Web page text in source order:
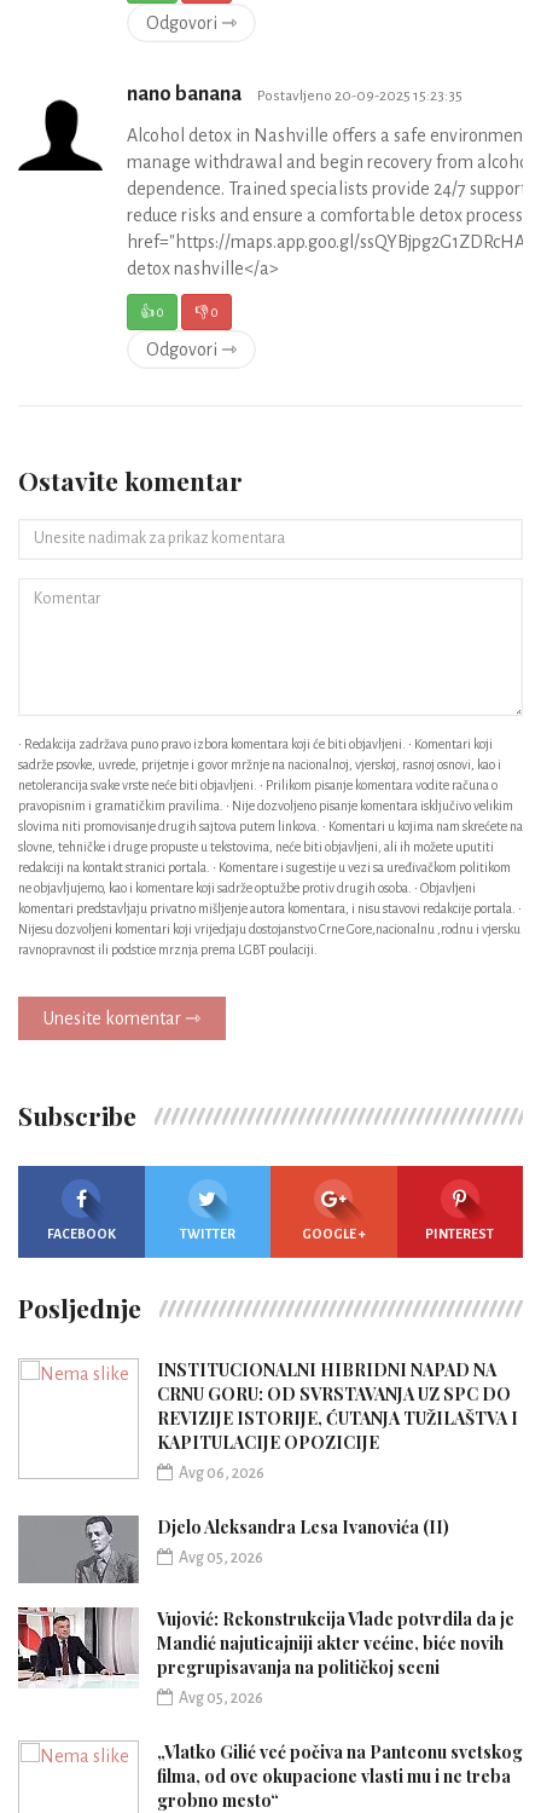
Odgovori ⇾
nano banana Postavljeno 20-09-2025 15:23:35
Alcohol detox in Nashville offers a safe environment
manage withdrawal and begin recovery from alcohol
dependence. Trained specialists provide 24/7 support
reduce risks and ensure a comfortable detox process
href="https://maps.app.goo.gl/
detox nashville</a>
👍0 👎0
Odgovori ⇾
Ostavite komentar
• Redakcija zadržava puno pravo izbora komentara koji će biti objavljeni. • Komentari koji
sadrže psovke, uvrede, prijetnje i govor mržnje na nacionalnoj, vjerskoj, rasnoj osnovi, kao i
netolerancija svake vrste neće biti objavljeni. • Prilikom pisanje komentara vodite računa o
pravopisnim i gramatičkim pravilima. • Nije dozvoljeno pisanje komentara isključivo velikim
slovima niti promovisanje drugih sajtova putem linkova. • Komentari u kojima nam skrećete na
slovne, tehničke i druge propuste u tekstovima, neće biti objavljeni, ali ih možete uputiti
redakciji na kontakt stranici portala. • Komentare i sugestije u vezi sa uređivačkom politikom
ne objavljujemo, kao i komentare koji sadrže optužbe protiv drugih osoba. • Objavljeni
komentari predstavljaju privatno mišljenje autora komentara, i nisu stavovi redakcije portala. •
Nijesu dozvoljeni komentari koji vrijedjaju dostojanstvo Crne Gore,nacionalnu ,rodnu i vjersku
ravnopravnost ili podstice mrznja prema LGBT poulaciji.
Unesite komentar ⇾
Subscribe
FACEBOOK TWITTER GOOGLE + PINTEREST
Posljednje
INSTITUCIONALNI HIBRIDNI NAPAD NA
CRNU GORU: OD SVRSTAVANJA UZ SPC DO
REVIZIJE ISTORIJE, ĆUTANJA TUŽILAŠTVA I
KAPITULACIJE OPOZICIJE
Avg 06, 2026
Djelo Aleksandra Lesa Ivanovića (II)
Avg 05, 2026
Vujović: Rekonstrukcija Vlade potvrdila da je
Mandić najuticajniji akter većine, biće novih
pregrupisavanja na političkoj sceni
Avg 05, 2026
„Vlatko Gilić već počiva na Panteonu svetskog
filma, od ove okupacione vlasti mu i ne treba
grobno mesto“